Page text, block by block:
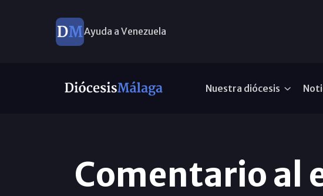
Ayuda a Venezuela
Nuestra diócesis
Comentario al